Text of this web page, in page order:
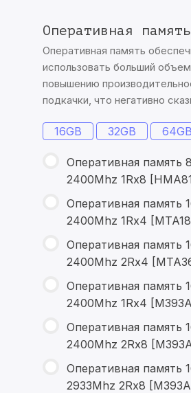
Оперативная память
Оперативная память
использовать больший
повышению
подкачки, что негативно
16GB 32GB 64GB
Оперативная память
2400Mhz 1Rx8
Оперативная память
2400Mhz 1Rx4
Оперативная память
2400Mhz 2Rx4
Оперативная память
2400Mhz 1Rx4
Оперативная память
2400Mhz 2Rx8
Оперативная память
2933Mhz 2Rx8